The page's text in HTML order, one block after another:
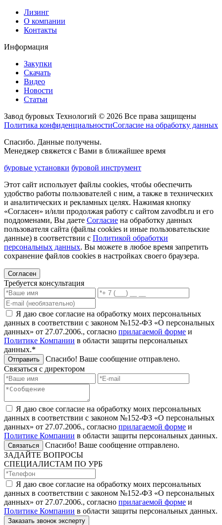
Лизинг
О компании
Контакты
Информация
Закупки
Скачать
Видео
Новости
Статьи
Завод буровых Технологий © 2026 Все права защищены
Политика конфиденциальностиСогласие на обработку данных
Спасибо. Данные получены.
Менеджер свяжется с Вами в ближайшее время
буровые установки буровой инструмент
Этот сайт использует файлы cookies, чтобы обеспечить
удобство работы пользователей с ним, а также в технических
и аналитических и рекламных целях. Нажимая кнопку
«Согласен» и/или продолжая работу с сайтом zavodbt.ru и его
поддоменами, Вы даете Согласие на обработку данных
пользователя сайта (файлы cookies и иные пользовательские
данные) в соответствии с Политикой обработки
персональных данных. Вы можете в любое время запретить
сохранение файлов cookies в настройках своего браузера.
Согласен
Требуется консультация
Я даю свое согласие на обработку моих персональных
данных в соответствии с законом №152-ФЗ «О персональных
данных» от 27.07.2006., согласно прилагаемой форме и
Политике Компании в области защиты персональных
данных.*
Отправить
Спасибо! Ваше сообщение отправлено.
Связаться с директором
Я даю свое согласие на обработку моих персональных
данных в соответствии с законом №152-ФЗ «О персональных
данных» от 27.07.2006., согласно прилагаемой форме и
Политике Компании в области защиты персональных данных.
Связаться
Спасибо! Ваше сообщение отправлено.
ЗАДАЙТЕ ВОПРОСЫ
СПЕЦИАЛИСТАМ ПО УРБ
Я даю свое согласие на обработку моих персональных
данных в соответствии с законом №152-ФЗ «О персональных
данных» от 27.07.2006., согласно прилагаемой форме и
Политике Компании в области защиты персональных данных.
Заказать звонок эксперту